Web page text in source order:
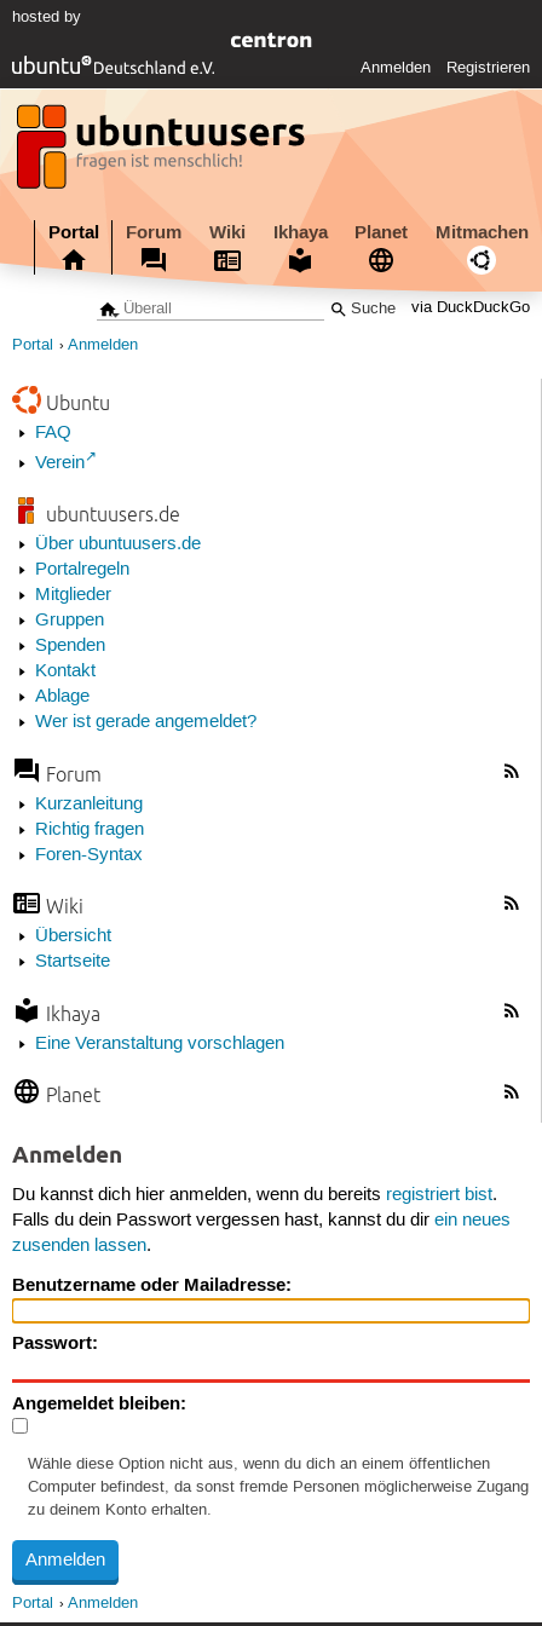
hosted by
Anmelden Registrieren
Portal Forum Wiki Ikhaya Planet Mitmachen
via DuckDuckGo
Portal Anmelden
Ubuntu
FAQ
Verein
ubuntuusers.de
Über ubuntuusers.de
Portalregeln
Mitglieder
Gruppen
Spenden
Kontakt
Ablage
Wer ist gerade angemeldet?
Forum
Kurzanleitung
Richtig fragen
Foren-Syntax
Wiki
Übersicht
Startseite
Ikhaya
Eine Veranstaltung vorschlagen
Planet
Anmelden
Du kannst dich hier anmelden, wenn du bereits registriert bist.
Falls du dein Passwort vergessen hast, kannst du dir ein neues
zusenden lassen.
Benutzername oder Mailadresse:
Passwort:
Angemeldet bleiben:
Wähle diese Option nicht aus, wenn du dich an einem öffentlichen
Computer befindest, da sonst fremde Personen möglicherweise Zugang
zu deinem Konto erhalten.
Portal Anmelden